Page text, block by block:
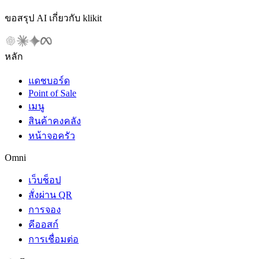
ขอสรุป AI เกี่ยวกับ klikit
หลัก
แดชบอร์ด
Point of Sale
เมนู
สินค้าคงคลัง
หน้าจอครัว
Omni
เว็บช็อป
สั่งผ่าน QR
การจอง
คีออสก์
การเชื่อมต่อ